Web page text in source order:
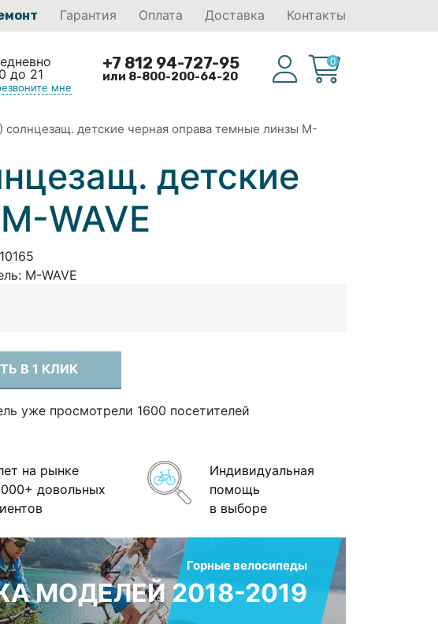
Гарантия Оплата Доставка Контакты
до 21
мне
+7 812 94-727-95
или 8-800-200-64-20
0
солнцезащ. детские черная оправа темные линзы М-
детские
WAVE
М-WAVE
В 1 КЛИК
уже просмотрели 1600 посетителей
на рынке
довольных
Индивидуальная
помощь
в выборе
Горные велосипеды
МОДЕЛЕЙ 2018-2019